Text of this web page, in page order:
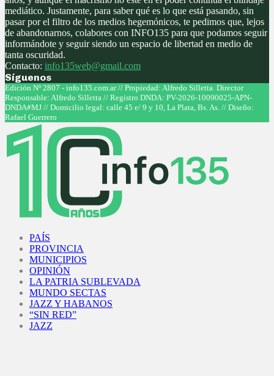
mediático. Justamente, para saber qué es lo que está pasando, sin
pasar por el filtro de los medios hegemónicos, te pedimos que, lejos
de abandonarnos, colabores con INFO135 para que podamos seguir
informándote y seguir siendo un espacio de libertad en medio de
tanta oscuridad.
Contacto: info135web@gmail.com
Síguenos
Facebook
Twitter
Instagram
Youtube
Edición Nº 2807 - info135.com.ar // Propiedad: Alfredo Silletta. Director
Responsable: Alfredo Silletta // Registro DNDA: PV-2026-10090025-APN-
DNDA#MJ // Domicilio legal: calle 45 e/ 9 y 10, La Plata, Bs. As. // Diseño:
Rafael Guerrero
PAÍS
PROVINCIA
MUNICIPIOS
OPINIÓN
LA PATRIA SUBLEVADA
MUNDO SECTAS
JAZZ Y HABANOS
“SIN RED”
JAZZ